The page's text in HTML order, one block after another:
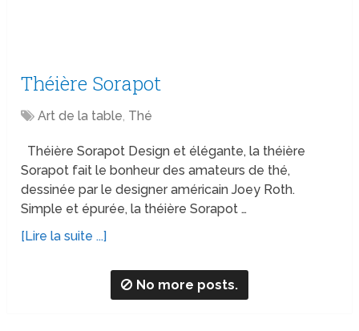
Théière Sorapot
Art de la table, Thé
Théière Sorapot Design et élégante, la théière
Sorapot fait le bonheur des amateurs de thé,
dessinée par le designer américain Joey Roth.
Simple et épurée, la théière Sorapot …
[Lire la suite ...]
No more posts.